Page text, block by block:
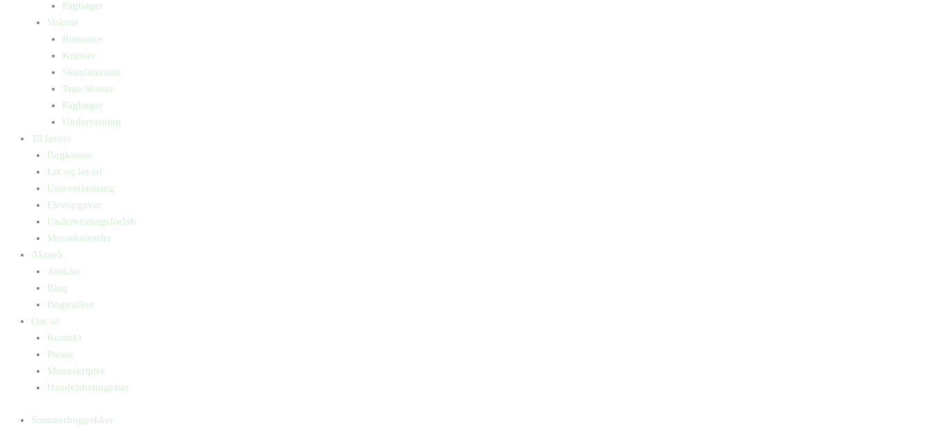
Fagbøger
Voksne
Romance
Krimier
Skønlitteratur
True Stories
Fagbøger
Undervisning
Til lærere
Bogkasser
Lix og let-tal
Universlæsning
Elevopgaver
Undervisningsforløb
Messekalender
Aktuelt
Artikler
Blog
Bogtrailere
Om os
Kontakt
Presse
Manuskripter
Handelsbetingelser
Sommerbogpakker